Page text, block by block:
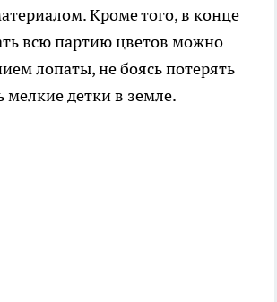
Кроме того, в конце
всю партию цветов можно
лопаты, не боясь потерять
мелкие детки в земле.